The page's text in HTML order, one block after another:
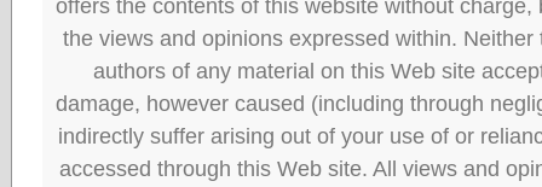
offers the contents of this website without
the views and opinions expressed within.
authors of any material on this Web site
damage, however caused (including through
indirectly suffer arising out of your use of or
accessed through this Web site. All views and